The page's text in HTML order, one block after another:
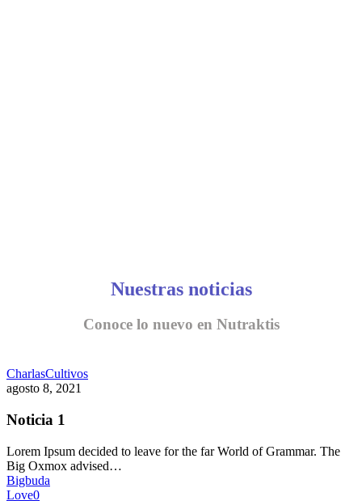
Nuestras noticias
Conoce lo nuevo en Nutraktis
CharlasCultivos
agosto 8, 2021
Noticia 1
Lorem Ipsum decided to leave for the far World of Grammar. The
Big Oxmox advised…
Bigbuda
Love0